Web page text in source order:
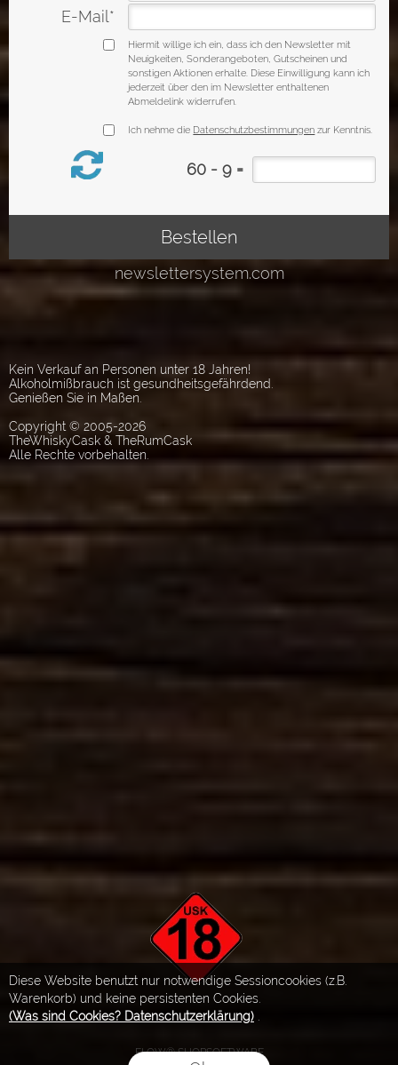
Diese Website benutzt nur notwendige Sessioncookies (z.B.
Warenkorb) und keine persistenten Cookies.
(Was sind Cookies? Datenschutzerklärung)
Kein Verkauf an Personen unter 18 Jahren!
Alkoholmißbrauch ist gesundheitsgefährdend.
Genießen Sie in Maßen.
Copyright © 2005-2026
TheWhiskyCask & TheRumCask
Alle Rechte vorbehalten.
FLOW® SHOPSOFTWARE